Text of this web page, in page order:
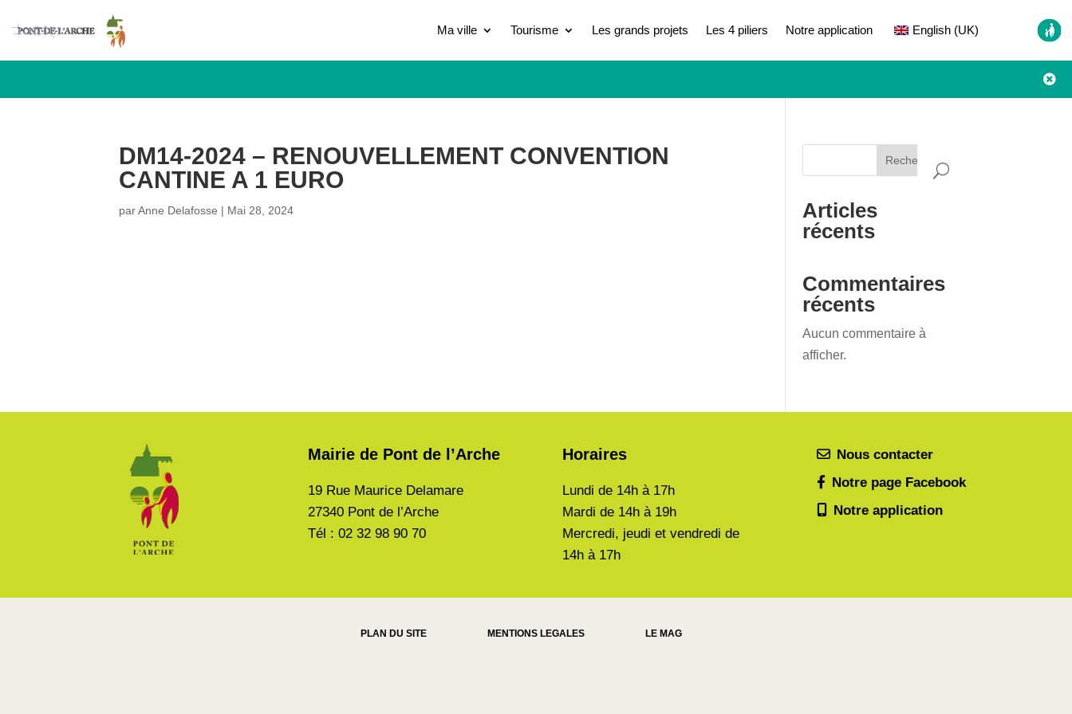
Ma ville Tourisme Les grands projets Les 4 piliers Notre application English (UK)

DM14-2024 – RENOUVELLEMENT CONVENTION
CANTINE A 1 EURO
parAnne Delafosse | Mai 28, 2024
Rechercher
Articles
récents
Commentaires
récents
Aucun commentaire à
afficher.
Mairie de Pont de l’Arche
19 Rue Maurice Delamare
27340 Pont de l’Arche
Tél : 02 32 98 90 70
Horaires
Lundi de 14h à 17h
Mardi de 14h à 19h
Mercredi, jeudi et vendredi de
14h à 17h
Nous contacter
Notre page Facebook
Notre application
PLAN DU SITE MENTIONS LEGALES LE MAG